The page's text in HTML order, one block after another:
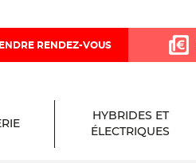
RENDEZ-VOUS
HYBRIDES ET
ÉLECTRIQUES